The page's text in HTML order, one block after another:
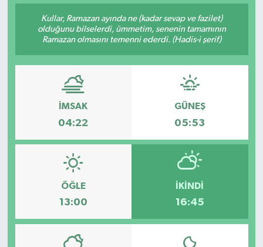
Kullar, Ramazan ayında ne (kadar sevap ve fazilet)
olduğunu bilselerdi, ümmetim, senenin tamamının
Ramazan olmasını temenni ederdi. (Hadis-i şerif)
İMSAK
04:22
GÜNEŞ
05:53
ÖĞLE
13:00
İKINDI
16:45